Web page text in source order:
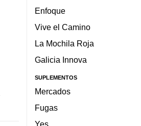
Enfoque
Vive el Camino
La Mochila Roja
Galicia Innova
SUPLEMENTOS
Mercados
Fugas
Yes